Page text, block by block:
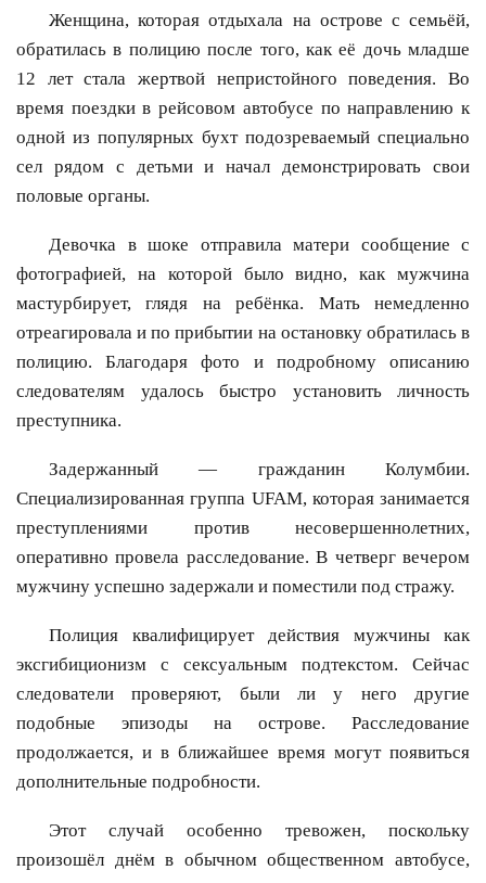
Женщина, которая отдыхала на острове с семьёй,
обратилась в полицию после того, как её дочь младше
12 лет стала жертвой непристойного поведения. Во
время поездки в рейсовом автобусе по направлению к
одной из популярных бухт подозреваемый специально
сел рядом с детьми и начал демонстрировать свои
половые органы.
Девочка в шоке отправила матери сообщение с
фотографией, на которой было видно, как мужчина
мастурбирует, глядя на ребёнка. Мать немедленно
отреагировала и по прибытии на остановку обратилась в
полицию. Благодаря фото и подробному описанию
следователям удалось быстро установить личность
преступника.
Задержанный — гражданин Колумбии.
Специализированная группа UFAM, которая занимается
преступлениями против несовершеннолетних,
оперативно провела расследование. В четверг вечером
мужчину успешно задержали и поместили под стражу.
Полиция квалифицирует действия мужчины как
эксгибиционизм с сексуальным подтекстом. Сейчас
следователи проверяют, были ли у него другие
подобные эпизоды на острове. Расследование
продолжается, и в ближайшее время могут появиться
дополнительные подробности.
Этот случай особенно тревожен, поскольку
произошёл днём в обычном общественном автобусе,